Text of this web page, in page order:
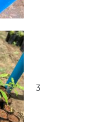
3